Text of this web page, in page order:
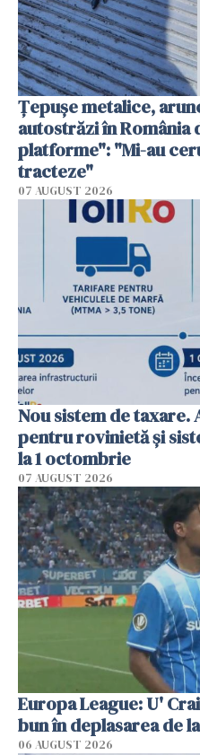
Țepușe metalice,
autostrăzi în România
platforme": "Mi-au
tracteze"
07 AUGUST 2026
Nou sistem de
pentru rovinietă şi
la 1 octombrie
07 AUGUST 2026
Europa League: U'
bun în deplasarea de
06 AUGUST 2026